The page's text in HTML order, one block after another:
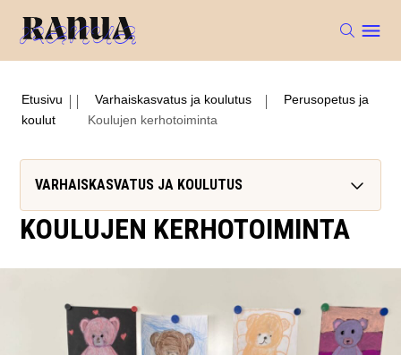
Etusivu Varhaiskasvatus ja koulutus
Perusopetus ja
koulut
Koulujen kerhotoiminta
VARHAISKASVATUS JA KOULUTUS
KOULUJEN KERHOTOIMINTA